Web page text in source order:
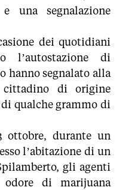
una segnalazione
dei quotidiani
l’autostazione di
hanno segnalato alla
di origine
qualche grammo di
ottobre, durante un
l’abitazione di un
gli agenti
di marijuana